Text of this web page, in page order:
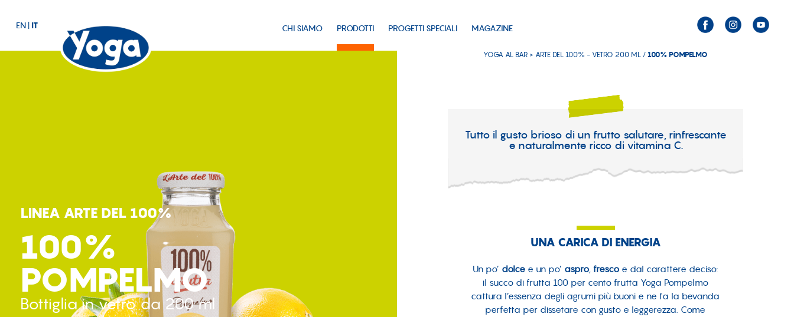
EN| IT CHI SIAMO PRODOTTI PROGETTI SPECIALI MAGAZINE
LINEA ARTE DEL 100%
100%
POMPELMO
Bottiglia in vetro da 200 ml
YOGA AL BAR > ARTE DEL 100% - VETRO 200 ML / 100% POMPELMO
Tutto il gusto brioso di un frutto salutare, rinfrescante
e naturalmente ricco di vitamina C.
UNA CARICA DI ENERGIA
Un po’ dolce e un po’ aspro,fresco e dal carattere deciso:
il succo di frutta 100 per cento frutta Yoga Pompelmo
cattura l’essenza degli agrumi più buoni e ne fa la bevanda
perfetta per dissetare con gusto e leggerezza. Come